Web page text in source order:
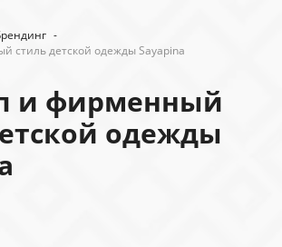
-
стиль детской одежды Sayapina
и фирменный
одежды